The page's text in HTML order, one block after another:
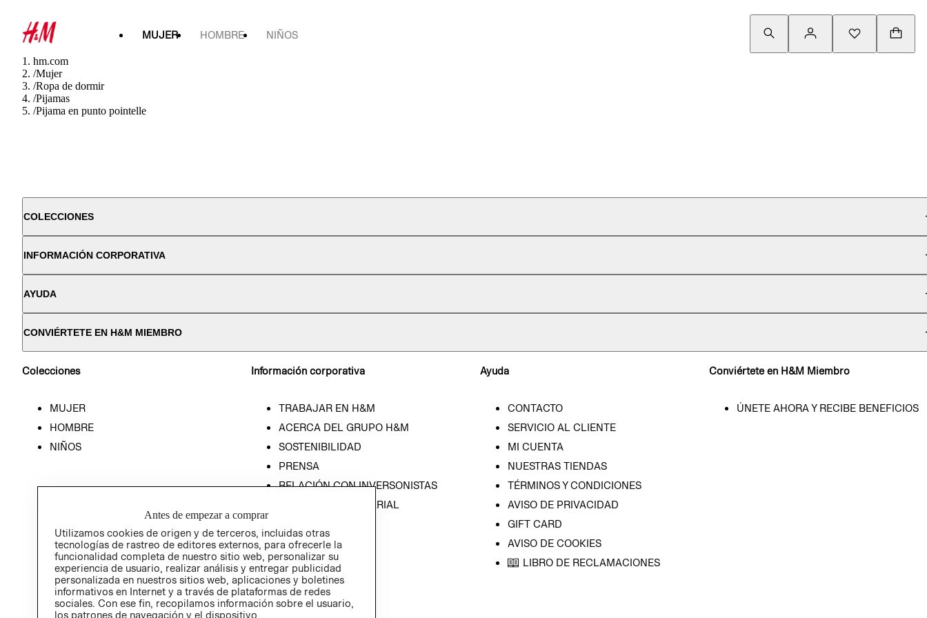
MUJER HOMBRE NIÑOS
hm.com
/Mujer
/Ropa de dormir
/Pijamas
/Pijama en punto pointelle
COLECCIONES
INFORMACIÓN CORPORATIVA
AYUDA
CONVIÉRTETE EN H&M MIEMBRO
Colecciones
MUJER
HOMBRE
NIÑOS
Información corporativa
TRABAJAR EN H&M
ACERCA DEL GRUPO H&M
SOSTENIBILIDAD
PRENSA
RELACIÓN CON INVERSONISTAS
POLÍTICA EMPRESARIAL
Ayuda
CONTACTO
SERVICIO AL CLIENTE
MI CUENTA
NUESTRAS TIENDAS
TÉRMINOS Y CONDICIONES
AVISO DE PRIVACIDAD
GIFT CARD
AVISO DE COOKIES
LIBRO DE RECLAMACIONES
Conviértete en H&M Miembro
ÚNETE AHORA Y RECIBE BENEFICIOS
Antes de empezar a comprar
Utilizamos cookies de origen y de terceros, incluidas otras
tecnologías de rastreo de editores externos, para ofrecerle la
funcionalidad completa de nuestro sitio web, personalizar su
experiencia de usuario, realizar análisis y entregar publicidad
personalizada en nuestros sitios web, aplicaciones y boletines
informativos en Internet y a través de plataformas de redes
sociales. Con ese fin, recopilamos información sobre el usuario,
los patrones de navegación y el dispositivo.